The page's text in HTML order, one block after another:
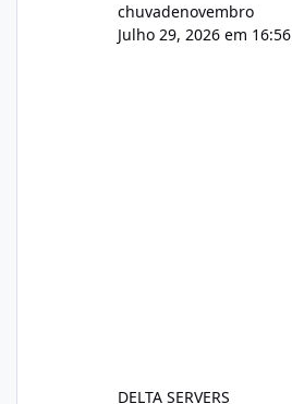
chuvadenovembro
Julho 29, 2026 em 16:56
DELTA SERVERS